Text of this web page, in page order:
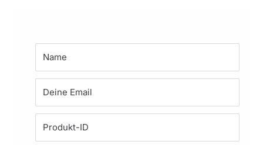
Name
Deine Email
Produkt-ID